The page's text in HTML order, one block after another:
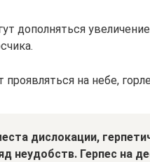
дополняться
на небе,
дислокации,
неудобств. Герпес на